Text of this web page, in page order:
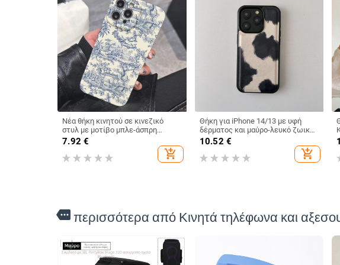
Νέα θήκη κινητού σε κινεζικό
στυλ με μοτίβο μπλε-άσπρη
πορσελάνη, ultra-λεπτή με πλήρες
κάλυμμα, για iPhone 16 και iPhone
17, ανθεκτική σε πτώσεις
7.92 €
add_shopping_cart
Θήκη για iPhone 14/13 με υφή
δέρματος και μαύρο-λευκό ζωικό
σχέδιο, προστασία από πτώσεις
10.52 €
add_shopping_cart
more περισσότερα από Κινητά τηλέφωνα και